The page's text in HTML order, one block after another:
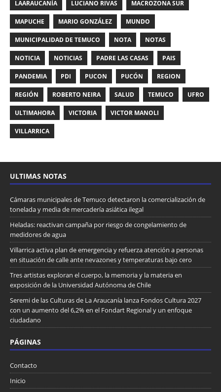
LAARAUCANÍA LUCIANO RIVAS MACROZONA SUR
MAPUCHE MARIO GONZÁLEZ MUNDO
MUNICIPALIDAD DE TEMUCO NOTA NOTAS
NOTICIA NOTICIAS PADRE LAS CASAS PAIS
PANDEMIA PDI PUCON PUCÓN REGION
REGIÓN ROBERTO NEIRA SALUD TEMUCO UFRO
ULTIMAHORA VICTORIA VICTOR MANOLI
VILLARRICA
ULTIMAS NOTAS
Cámaras municipales de Temuco detectaron la comercialización de
tonelada y media de mercadería asiática ilegal
Heladas: reactivan campaña por riesgo de congelamiento de
medidores de agua
Villarrica activa plan de emergencia y refuerza atención a personas
en situación de calle ante nevazones y temperaturas bajo cero
Tres artistas exploran el cuerpo, la memoria y la materia en
exposición de la Universidad Autónoma de Chile
Seremi de las Culturas de La Araucanía lanza Fondos Cultura 2027
con un aumento del 6,2% en el Fondart Regional y un enfoque
ciudadano
PÁGINAS
Contacto
Inicio